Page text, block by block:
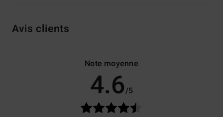
Avis clients
Note moyenne
4.6/5